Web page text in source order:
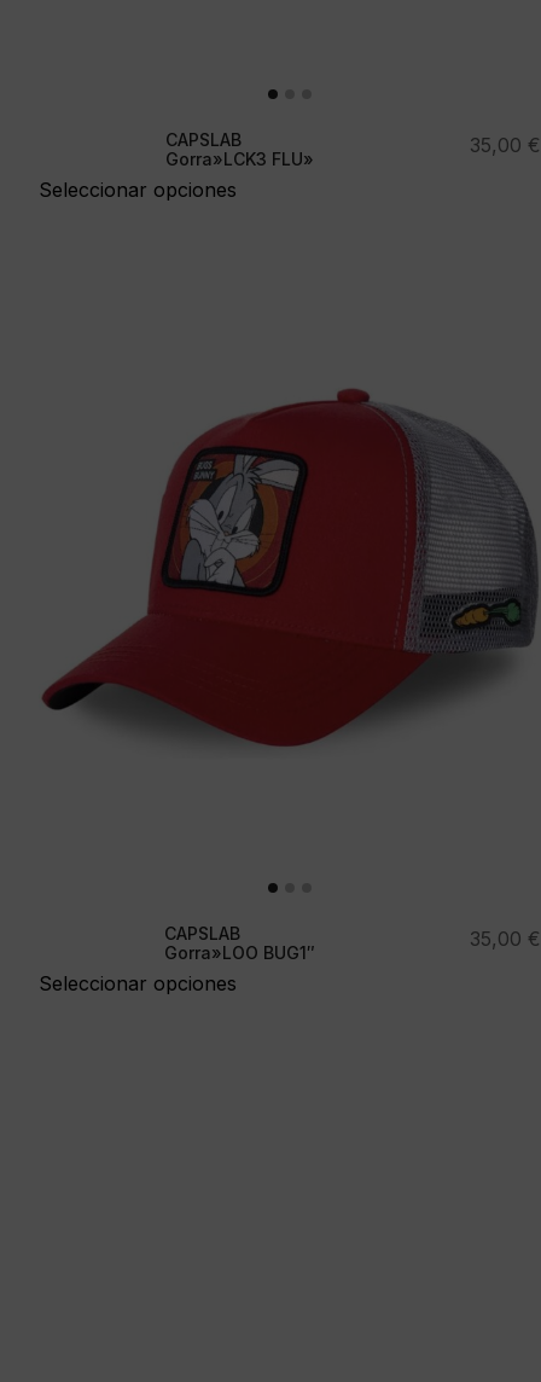
CAPSLAB
Gorra»LCK3 FLU»
Seleccionar opciones
35,00 €
CAPSLAB
Gorra»LOO BUG1″
Seleccionar opciones
35,00 €